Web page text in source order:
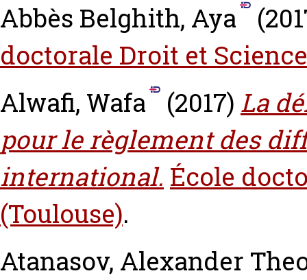
Abbès Belghith, Aya
doctorale Droit et
Alwafi, Wafa
(2017) La
pour le règlement des
international. École
(Toulouse).
Atanasov, Alexander